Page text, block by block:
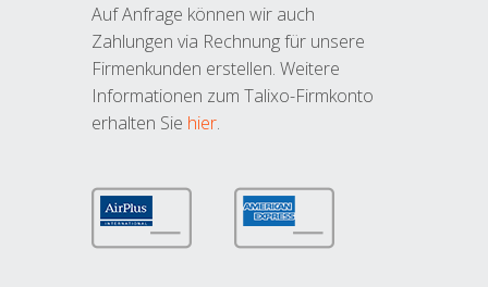
Auf Anfrage können wir auch
Zahlungen via Rechnung für unsere
Firmenkunden erstellen. Weitere
Informationen zum Talixo-Firmkonto
erhalten Sie hier.